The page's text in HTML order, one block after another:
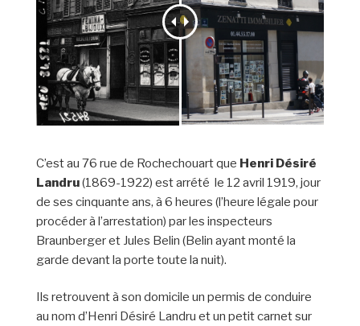
C’est au 76 rue de Rochechouart que Henri Désiré
Landru(1869-1922) est arrété le 12 avril 1919, jour
de ses cinquante ans, à 6 heures (l’heure légale pour
procéder à l’arrestation) par les inspecteurs
Braunberger et Jules Belin (Belin ayant monté la
garde devant la porte toute la nuit).
Ils retrouvent à son domicile un permis de conduire
au nom d’Henri Désiré Landru et un petit carnet sur